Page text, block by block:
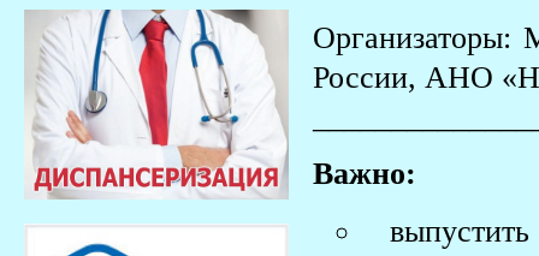
России, АНО
Важно: